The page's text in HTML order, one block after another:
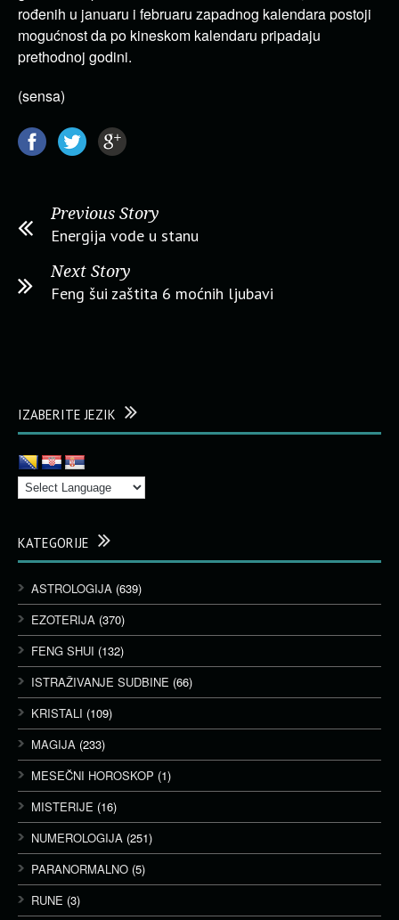
rođenih u januaru i februaru zapadnog kalendara postoji
mogućnost da po kineskom kalendaru pripadaju
prethodnoj godini.
(sensa)
Previous Story
Energija vode u stanu
Next Story
Feng šui zaštita 6 moćnih ljubavi
IZABERITE JEZIK
KATEGORIJE
ASTROLOGIJA (639)
EZOTERIJA (370)
FENG SHUI (132)
ISTRAŽIVANJE SUDBINE (66)
KRISTALI (109)
MAGIJA (233)
MESEČNI HOROSKOP (1)
MISTERIJE (16)
NUMEROLOGIJA (251)
PARANORMALNO (5)
RUNE (3)